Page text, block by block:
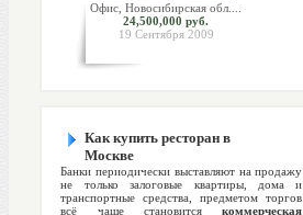
Офис, Новосибирская обл....
24,500,000 руб.
19 Сентября 2009
Как купить ресторан в
Москве
Банки периодически выставляют на продажу
не только залоговые квартиры, дома и
транспортные средства, предметом торгов
всё чаще становитсякоммерческая